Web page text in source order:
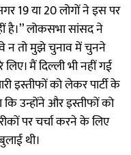
19 या 20 लोगों ने इस पर
है।’’ लोकसभा सांसद ने
न तो मुझे चुनाव में चुनने
मैं दिल्ली भी नहीं गई
इस्तीफों को लेकर पार्टी के
उन्होंने और इस्तीफों को
पर चर्चा करने के लिए
थी।